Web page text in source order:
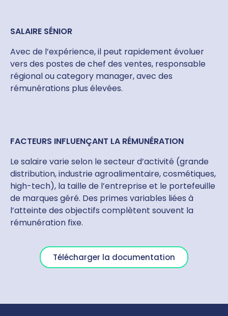
SALAIRE SÉNIOR
Avec de l’expérience, il peut rapidement évoluer
vers des postes de chef des ventes, responsable
régional ou category manager, avec des
rémunérations plus élevées.
FACTEURS INFLUENÇANT LA RÉMUNÉRATION
Le salaire varie selon le secteur d’activité (grande
distribution, industrie agroalimentaire, cosmétiques,
high-tech), la taille de l’entreprise et le portefeuille
de marques géré. Des primes variables liées à
l’atteinte des objectifs complètent souvent la
rémunération fixe.
Télécharger la documentation